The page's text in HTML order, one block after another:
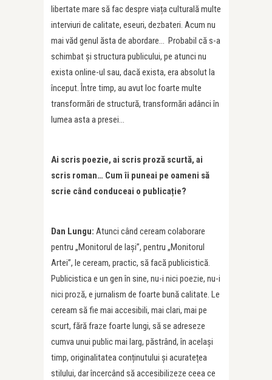
libertate mare să fac despre viața culturală multe
interviuri de calitate, eseuri, dezbateri. Acum nu
mai văd genul ăsta de abordare… Probabil că s-a
schimbat și structura publicului, pe atunci nu
exista online-ul sau, dacă exista, era absolut la
început. Între timp, au avut loc foarte multe
transformări de structură, transformări adânci în
lumea asta a presei…
Ai scris poezie, ai scris proză scurtă, ai
scris roman… Cum îi puneai pe oameni să
scrie când conduceai o publicație?
Dan Lungu: Atunci când ceream colaborare
pentru „Monitorul de Iași”, pentru „Monitorul
Artei”, le ceream, practic, să facă publicistică.
Publicistica e un gen în sine, nu-i nici poezie, nu-i
nici proză, e jurnalism de foarte bună calitate. Le
ceream să fie mai accesibili, mai clari, mai pe
scurt, fără fraze foarte lungi, să se adreseze
cumva unui public mai larg, păstrând, în același
timp, originalitatea conținutului și acuratețea
stilului, dar încercând să accesibilizeze ceea ce